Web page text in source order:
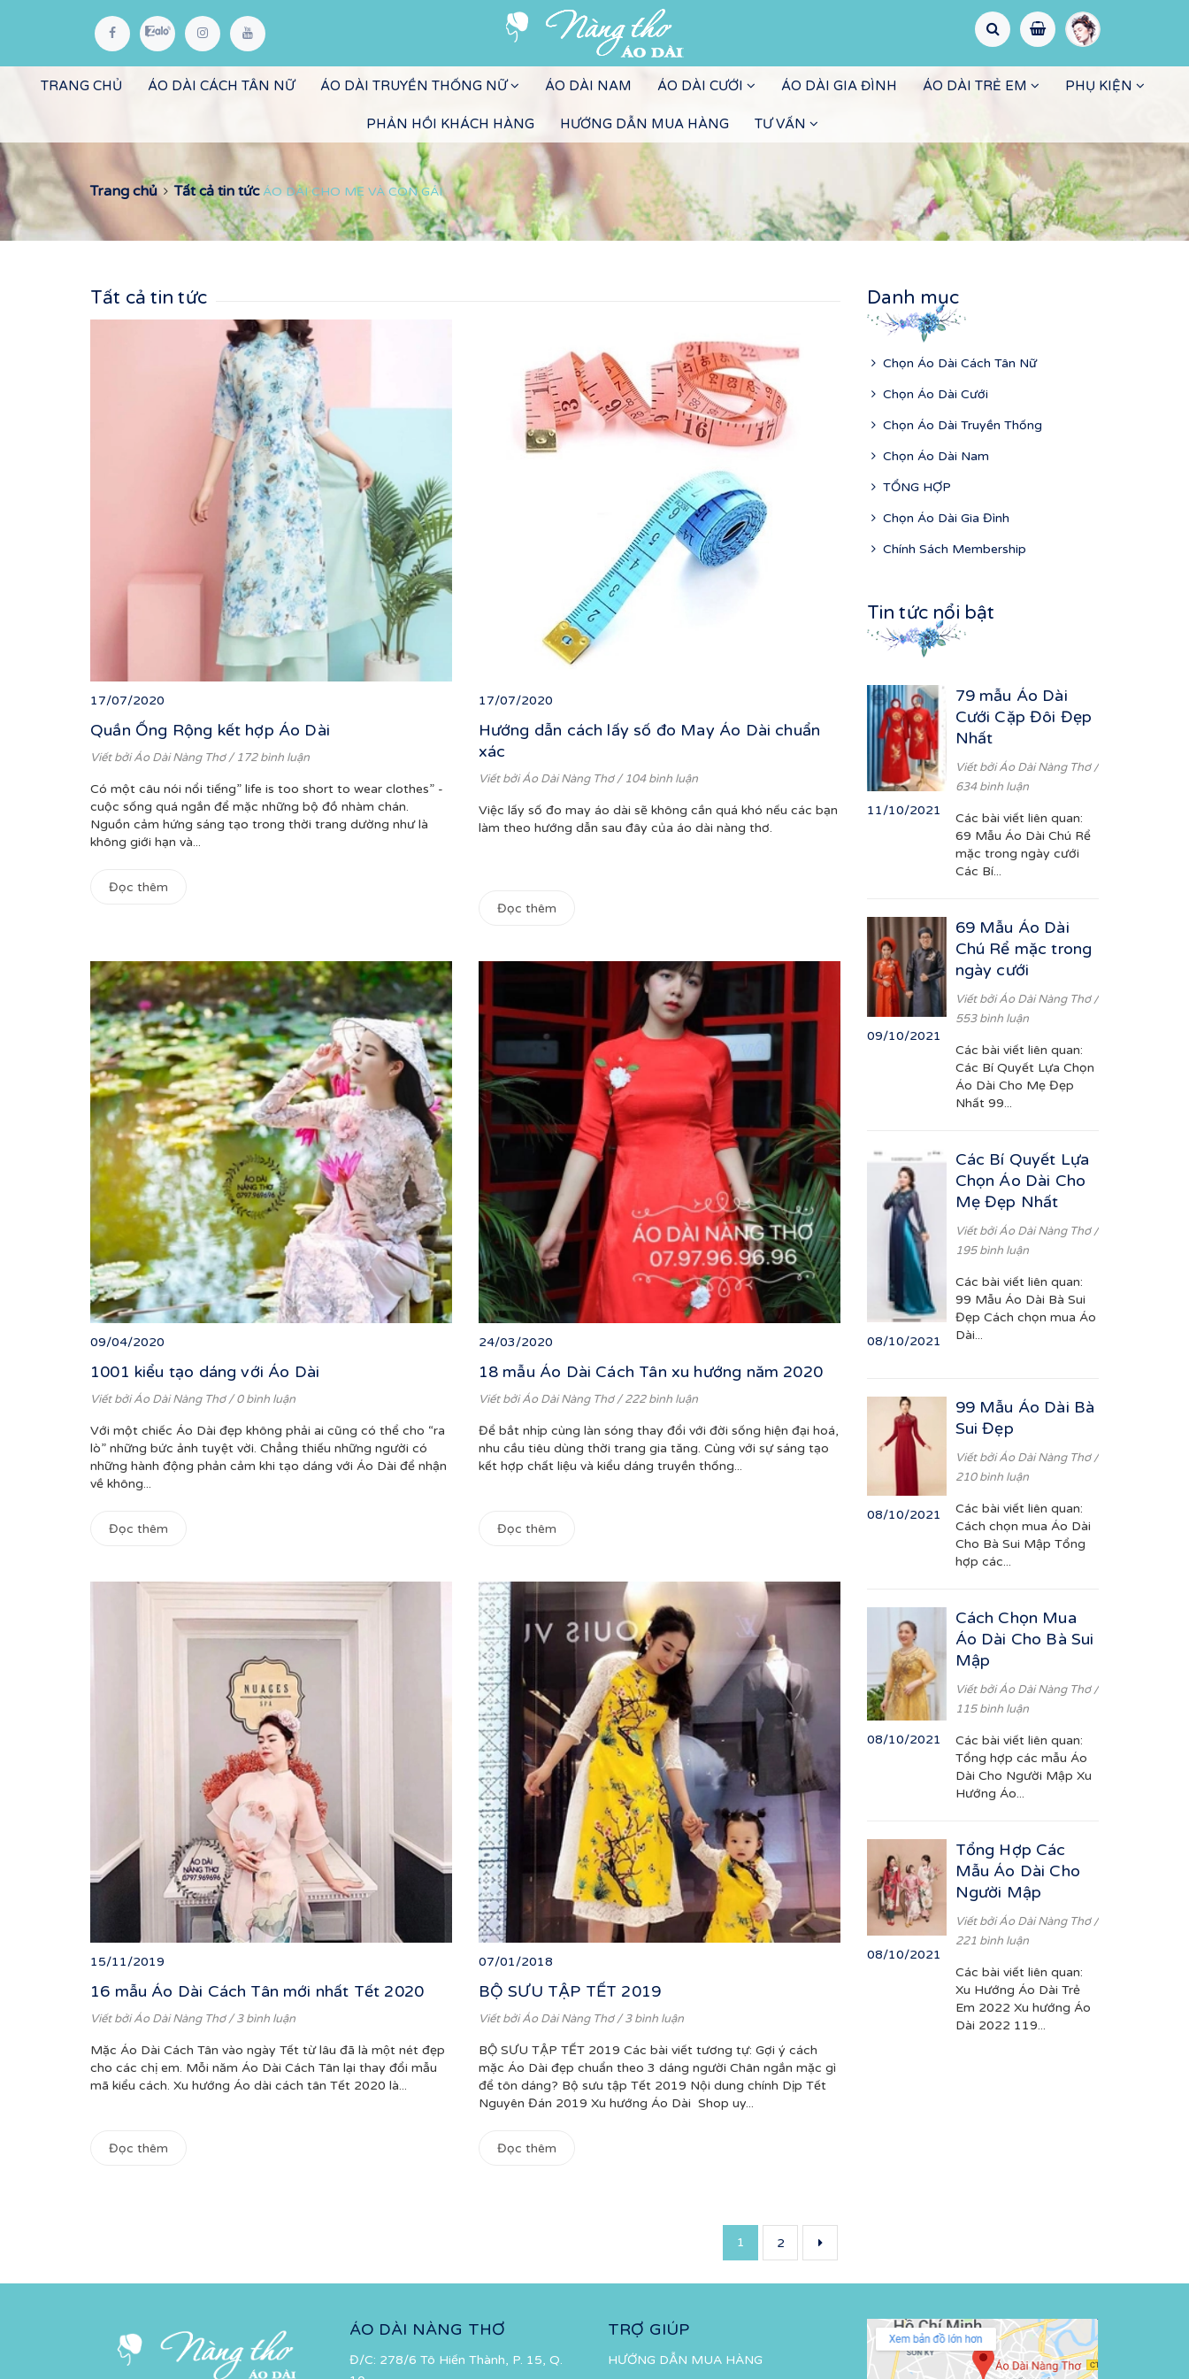
TRANG CHỦ ÁO DÀI CÁCH TÂN NỮ ÁO DÀI TRUYỀN THỐNG NỮ ÁO DÀI NAM ÁO DÀI CƯỚI ÁO DÀI GIA ĐÌNH ÁO DÀI TRẺ EM PHỤ KIỆN
PHẢN HỒI KHÁCH HÀNG HƯỚNG DẪN MUA HÀNG TƯ VẤN
Trang chủ Tất cả tin tức ÁO DÀI CHO MẸ VÀ CON GÁI
Tất cả tin tức
17/07/2020
Quần Ống Rộng kết hợp Áo Dài
Viết bởiÁo Dài Nàng Thơ/ 172 bình luận
Có một câu nói nổi tiếng” life is too short to wear clothes” -
cuộc sống quá ngắn để mặc những bộ đồ nhàm chán.
Nguồn cảm hứng sáng tạo trong thời trang dường như là
không giới hạn và...
Đọc thêm
17/07/2020
Hướng dẫn cách lấy số đo May Áo Dài chuẩn
xác
Viết bởiÁo Dài Nàng Thơ/ 104 bình luận
Việc lấy số đo may áo dài sẽ không cần quá khó nếu các bạn
làm theo hướng dẫn sau đây của áo dài nàng thơ.
Đọc thêm
09/04/2020
1001 kiểu tạo dáng với Áo Dài
Viết bởiÁo Dài Nàng Thơ/ 0 bình luận
Với một chiếc Áo Dài đẹp không phải ai cũng có thể cho “ra
lò” những bức ảnh tuyệt vời. Chẳng thiếu những người có
những hành động phản cảm khi tạo dáng với Áo Dài để nhận
về không...
Đọc thêm
24/03/2020
18 mẫu Áo Dài Cách Tân xu hướng năm 2020
Viết bởiÁo Dài Nàng Thơ/ 222 bình luận
Để bắt nhịp cùng làn sóng thay đổi với đời sống hiện đại hoá,
nhu cầu tiêu dùng thời trang gia tăng. Cùng với sự sáng tạo
kết hợp chất liệu và kiểu dáng truyền thống...
Đọc thêm
15/11/2019
16 mẫu Áo Dài Cách Tân mới nhất Tết 2020
Viết bởiÁo Dài Nàng Thơ/ 3 bình luận
Mặc Áo Dài Cách Tân vào ngày Tết từ lâu đã là một nét đẹp
cho các chị em. Mỗi năm Áo Dài Cách Tân lại thay đổi mẫu
mã kiểu cách. Xu hướng Áo dài cách tân Tết 2020 là...
Đọc thêm
07/01/2018
BỘ SƯU TẬP TẾT 2019
Viết bởiÁo Dài Nàng Thơ/ 3 bình luận
BỘ SƯU TẬP TẾT 2019 Các bài viết tương tự: Gợi ý cách
mặc Áo Dài đẹp chuẩn theo 3 dáng người Chân ngắn mặc gì
để tôn dáng? Bộ sưu tập Tết 2019 Nội dung chính Dịp Tết
Nguyên Đán 2019 Xu hướng Áo Dài Shop uy...
Đọc thêm
1 2
Danh mục
Chọn Áo Dài Cách Tân Nữ
Chọn Áo Dài Cưới
Chọn Áo Dài Truyền Thống
Chọn Áo Dài Nam
TỔNG HỢP
Chọn Áo Dài Gia Đình
Chính Sách Membership
Tin tức nổi bật
11/10/2021
79 mẫu Áo Dài
Cưới Cặp Đôi Đẹp
Nhất
Viết bởiÁo Dài Nàng Thơ/
634 bình luận
Các bài viết liên quan:
69 Mẫu Áo Dài Chú Rể
mặc trong ngày cưới
Các Bí...
09/10/2021
69 Mẫu Áo Dài
Chú Rể mặc trong
ngày cưới
Viết bởiÁo Dài Nàng Thơ/
553 bình luận
Các bài viết liên quan:
Các Bí Quyết Lựa Chọn
Áo Dài Cho Mẹ Đẹp
Nhất 99...
08/10/2021
Các Bí Quyết Lựa
Chọn Áo Dài Cho
Mẹ Đẹp Nhất
Viết bởiÁo Dài Nàng Thơ/
195 bình luận
Các bài viết liên quan:
99 Mẫu Áo Dài Bà Sui
Đẹp Cách chọn mua Áo
Dài...
08/10/2021
99 Mẫu Áo Dài Bà
Sui Đẹp
Viết bởiÁo Dài Nàng Thơ/
210 bình luận
Các bài viết liên quan:
Cách chọn mua Áo Dài
Cho Bà Sui Mập Tổng
hợp các...
08/10/2021
Cách Chọn Mua
Áo Dài Cho Bà Sui
Mập
Viết bởiÁo Dài Nàng Thơ/
115 bình luận
Các bài viết liên quan:
Tổng hợp các mẫu Áo
Dài Cho Người Mập Xu
Hướng Áo...
08/10/2021
Tổng Hợp Các
Mẫu Áo Dài Cho
Người Mập
Viết bởiÁo Dài Nàng Thơ/
221 bình luận
Các bài viết liên quan:
Xu Hướng Áo Dài Trẻ
Em 2022 Xu hướng Áo
Dài 2022 119...
ÁO DÀI NÀNG THƠ
Đ/C: 278/6 Tô Hiến Thành, P. 15, Q.
TRỢ GIÚP
HƯỚNG DẪN MUA HÀNG